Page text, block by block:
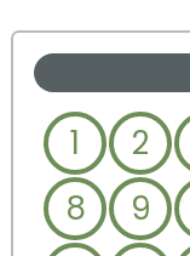
1 2
8
9